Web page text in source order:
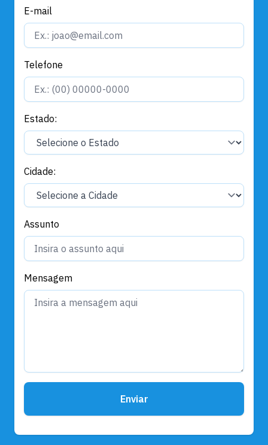
E-mail
Telefone
Estado:
Cidade:
Assunto
Mensagem
Enviar